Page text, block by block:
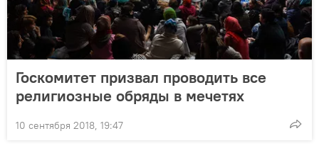
Госкомитет призвал проводить все
религиозные обряды в мечетях
10 сентября 2018, 19:47